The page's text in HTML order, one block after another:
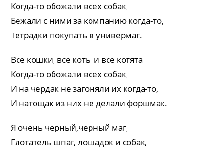
Когда-то обожали всех собак,
Бежали с ними за компанию когда-то,
Тетрадки покупать в универмаг.
Все кошки, все коты и все котята
Когда-то обожали всех собак,
И на чердак не загоняли их когда-то,
И натощак из них не делали форшмак.
Я очень черный,черный маг,
Глотатель шпаг, лошадок и собак,